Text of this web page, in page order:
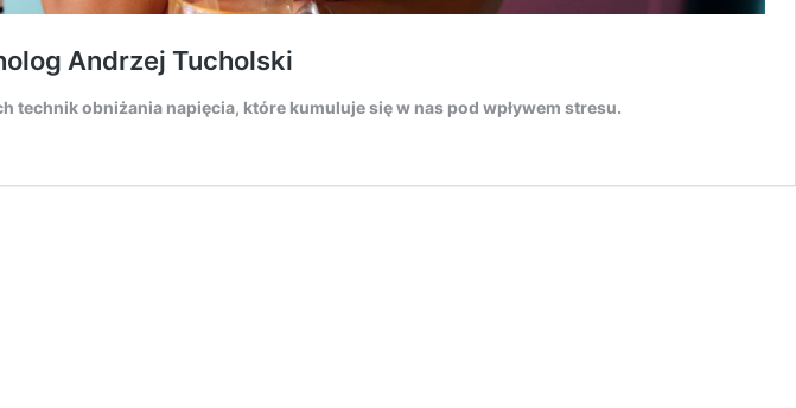
Andrzej Tucholski
technik obniżania napięcia, które kumuluje się w nas pod wpływem stresu.